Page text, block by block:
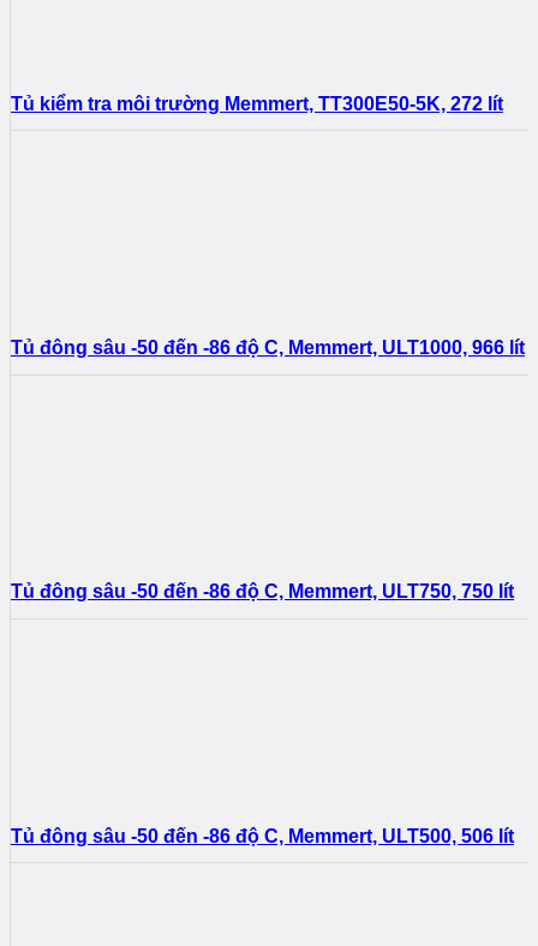
Tủ kiểm tra môi trường Memmert, TT300E50-5K, 272 lít
Tủ đông sâu -50 đến -86 độ C, Memmert, ULT1000, 966 lít
Tủ đông sâu -50 đến -86 độ C, Memmert, ULT750, 750 lít
Tủ đông sâu -50 đến -86 độ C, Memmert, ULT500, 506 lít